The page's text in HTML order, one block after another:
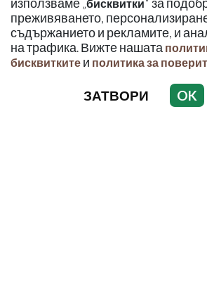
Д-р
експерт по
използваме „бисквитки" за
преживяването,
съдържанието и рекламите, и
на трафика. Вижте нашата
бисквитките и политика за
ЗАТВОРИ OK